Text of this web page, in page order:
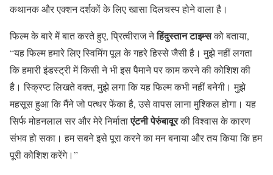
कथानक और एक्शन दर्शकों के लिए खासा दिलचस्प होने वाला है।
फिल्म के बारे में बात करते हुए, प्रित्वीराज नेहिंदुस्तान टाइम्सको बताया,
“यह फिल्म हमारे लिए स्विमिंग पूल के गहरे हिस्से जैसी है। मुझे नहीं लगता
कि हमारी इंडस्ट्री में किसी ने भी इस पैमाने पर काम करने की कोशिश की
है। स्क्रिप्ट लिखते वक्त, मुझे लगा कि यह फिल्म कभी नहीं बनेगी। मुझे
महसूस हुआ कि मैंने जो पत्थर फेंका है, उसे वापस लाना मुश्किल होगा। यह
सिर्फ मोहनलाल सर और मेरे निर्माताएंटनी पेरुंबावूरकी विश्वास के कारण
संभव हो सका। हम सबने इसे पूरा करने का मन बनाया और तय किया कि हम
पूरी कोशिश करेंगे।”